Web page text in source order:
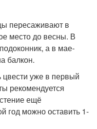
пересаживают в
место до весны. В
а в мае-
балкон.
цвести уже в первый
рекомендуется
ещё
год можно оставить 1-